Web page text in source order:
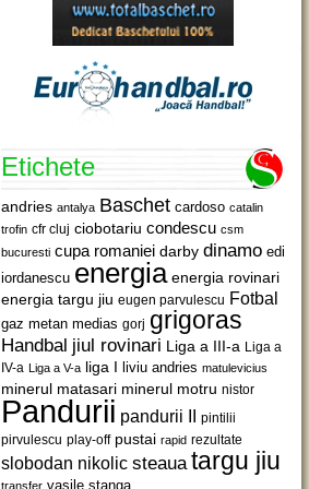
Etichete
andries antalya Baschet cardoso catalin
trofin cfr cluj ciobotariu condescu csm
bucuresti cupa romaniei darby dinamo edi
iordanescu energia energia rovinari
energia targu jiu eugen parvulescu Fotbal
gaz metan medias gorj grigoras
Handbal jiul rovinari Liga a III-a Liga a
IV-a Liga a V-a liga I liviu andries matulevicius
minerul matasari minerul motru nistor
Pandurii pandurii II pintilii
pirvulescu play-off pustai rapid rezultate
slobodan nikolic steaua targu jiu
transfer vasile stanga